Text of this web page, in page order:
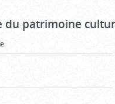
du patrimoine